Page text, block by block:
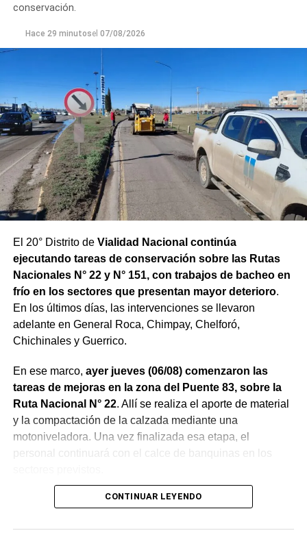
conservación.
Hace 29 minutosel 07/08/2026
El 20° Distrito de Vialidad Nacional continúa
ejecutando tareas de conservación sobre las Rutas
Nacionales N° 22 y N° 151, con trabajos de bacheo en
frío en los sectores que presentan mayor deterioro.
En los últimos días, las intervenciones se llevaron
adelante en General Roca, Chimpay, Chelforó,
Chichinales y Guerrico.
En ese marco, ayer jueves (06/08) comenzaron las
tareas de mejoras en la zona del Puente 83, sobre la
Ruta Nacional N° 22. Allí se realiza el aporte de material
y la compactación de la calzada mediante una
motoniveladora. Una vez finalizada esa etapa, el
personal continuará con el calce de banquinas en los
CONTINUAR LEYENDO